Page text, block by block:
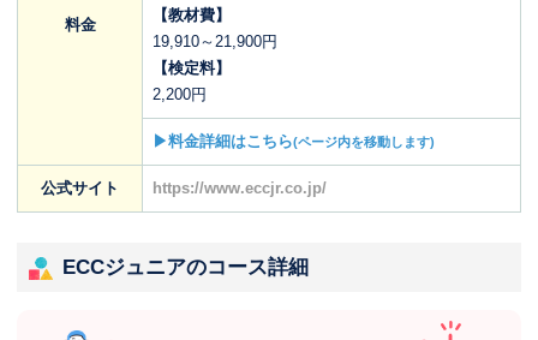
料金
【教材費】
19,910～21,900円
【検定料】
2,200円
▶料金詳細はこちら(ページ内を移動します)
公式サイト https://www.eccjr.co.jp/
ECCジュニアのコース詳細